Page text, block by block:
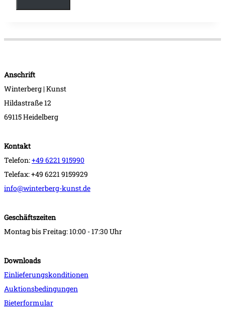
Anschrift
Winterberg | Kunst
Hildastraße 12
69115 Heidelberg
Kontakt
Telefon:+49 6221 915990
Telefax: +49 6221 9159929
info@winterberg-kunst.de
Geschäftszeiten
Montag bis Freitag: 10:00 - 17:30 Uhr
Downloads
Einlieferungskonditionen
Auktionsbedingungen
Bieterformular